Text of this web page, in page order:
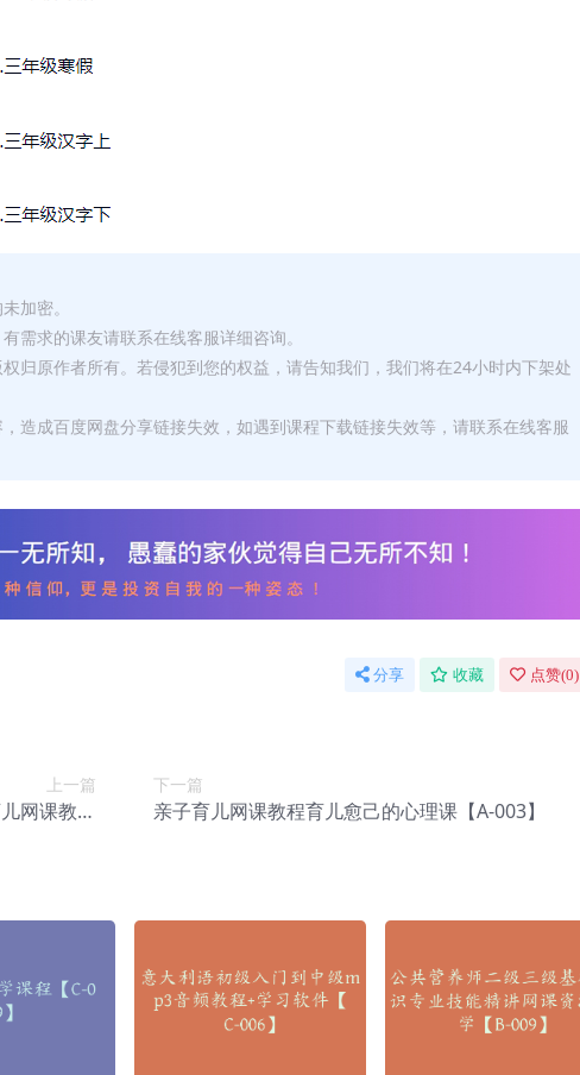
加密。
需求的课友请联系在线客服详细咨询。
归原作者所有。若侵犯到您的权益，请告知我们，我们将在24小时内下架处
造成百度网盘分享链接失效，如遇到课程下载链接失效等，请联系在线客服
分享 收藏 点赞(0)
上一篇
网课教程
下一篇
亲子育儿网课教程育儿愈己的心理课【A-003】